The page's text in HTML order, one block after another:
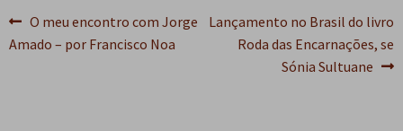
Navegação
de
Post
anterior:
O meu encontro com Jorge
Amado – por Francisco Noa
Próximo
post:
Lançamento no Brasil do livro
Roda das Encarnações, se
Sónia Sultuane